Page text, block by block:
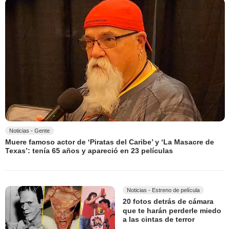
Noticias - Gente
Muere famoso actor de ‘Piratas del Caribe’ y ‘La Masacre de
Texas’: tenía 65 años y apareció en 23 películas
Noticias - Estreno de película
20 fotos detrás de cámara
que te harán perderle miedo
a las cintas de terror